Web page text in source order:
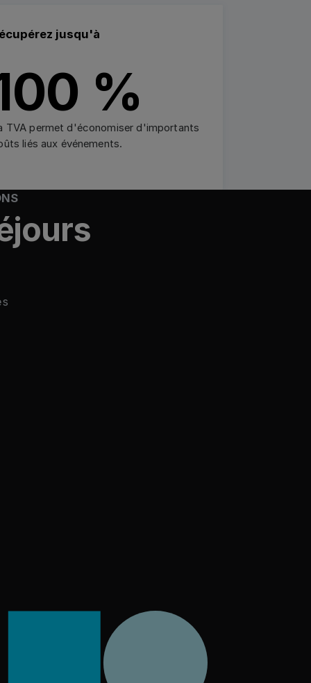
jusqu'à
%
TVA permet d'économiser d'importants
liés aux événements.